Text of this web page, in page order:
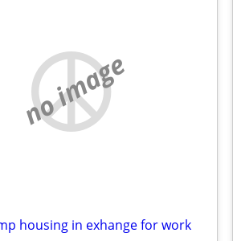
no image
housing in exhange for work